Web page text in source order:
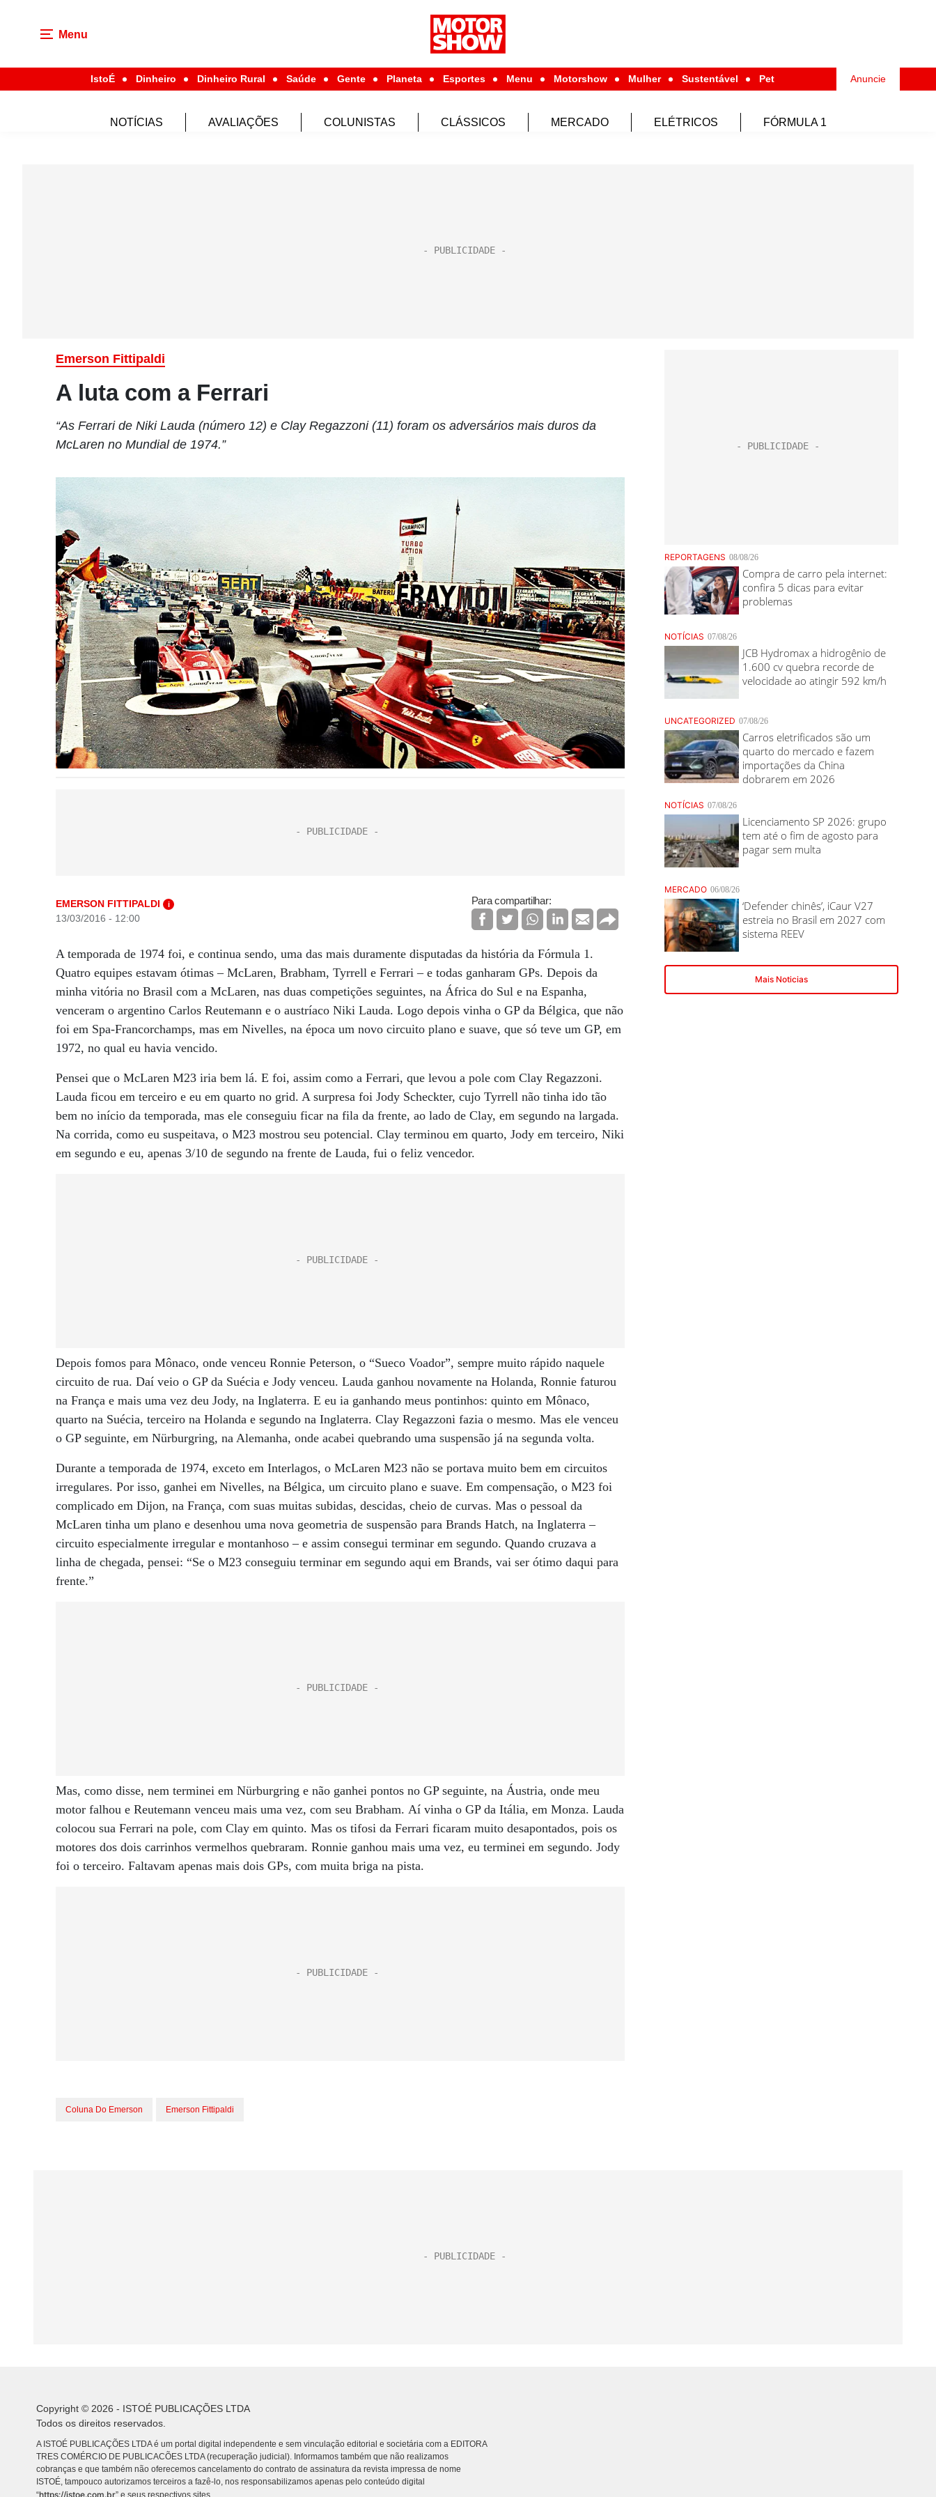
Menu
IstoÉ Dinheiro Dinheiro Rural Saúde Gente Planeta Esportes Menu Motorshow Mulher Sustentável Pet Anuncie
NOTÍCIAS AVALIAÇÕES COLUNISTAS CLÁSSICOS MERCADO ELÉTRICOS FÓRMULA 1
Emerson Fittipaldi
A luta com a Ferrari
“As Ferrari de Niki Lauda (número 12) e Clay Regazzoni (11) foram os adversários mais duros da
McLaren no Mundial de 1974.”
EMERSON FITTIPALDI i
13/03/2016 - 12:00
Para compartilhar:
A temporada de 1974 foi, e continua sendo, uma das mais duramente disputadas da história da Fórmula 1.
Quatro equipes estavam ótimas – McLaren, Brabham, Tyrrell e Ferrari – e todas ganharam GPs. Depois da
minha vitória no Brasil com a McLaren, nas duas competições seguintes, na África do Sul e na Espanha,
venceram o argentino Carlos Reutemann e o austríaco Niki Lauda. Logo depois vinha o GP da Bélgica, que não
foi em Spa-Francorchamps, mas em Nivelles, na época um novo circuito plano e suave, que só teve um GP, em
1972, no qual eu havia vencido.
Pensei que o McLaren M23 iria bem lá. E foi, assim como a Ferrari, que levou a pole com Clay Regazzoni.
Lauda ficou em terceiro e eu em quarto no grid. A surpresa foi Jody Scheckter, cujo Tyrrell não tinha ido tão
bem no início da temporada, mas ele conseguiu ficar na fila da frente, ao lado de Clay, em segundo na largada.
Na corrida, como eu suspeitava, o M23 mostrou seu potencial. Clay terminou em quarto, Jody em terceiro, Niki
em segundo e eu, apenas 3/10 de segundo na frente de Lauda, fui o feliz vencedor.
Depois fomos para Mônaco, onde venceu Ronnie Peterson, o “Sueco Voador”, sempre muito rápido naquele
circuito de rua. Daí veio o GP da Suécia e Jody venceu. Lauda ganhou novamente na Holanda, Ronnie faturou
na França e mais uma vez deu Jody, na Inglaterra. E eu ia ganhando meus pontinhos: quinto em Mônaco,
quarto na Suécia, terceiro na Holanda e segundo na Inglaterra. Clay Regazzoni fazia o mesmo. Mas ele venceu
o GP seguinte, em Nürburgring, na Alemanha, onde acabei quebrando uma suspensão já na segunda volta.
Durante a temporada de 1974, exceto em Interlagos, o McLaren M23 não se portava muito bem em circuitos
irregulares. Por isso, ganhei em Nivelles, na Bélgica, um circuito plano e suave. Em compensação, o M23 foi
complicado em Dijon, na França, com suas muitas subidas, descidas, cheio de curvas. Mas o pessoal da
McLaren tinha um plano e desenhou uma nova geometria de suspensão para Brands Hatch, na Inglaterra –
circuito especialmente irregular e montanhoso – e assim consegui terminar em segundo. Quando cruzava a
linha de chegada, pensei: “Se o M23 conseguiu terminar em segundo aqui em Brands, vai ser ótimo daqui para
frente.”
Mas, como disse, nem terminei em Nürburgring e não ganhei pontos no GP seguinte, na Áustria, onde meu
motor falhou e Reutemann venceu mais uma vez, com seu Brabham. Aí vinha o GP da Itália, em Monza. Lauda
colocou sua Ferrari na pole, com Clay em quinto. Mas os tifosi da Ferrari ficaram muito desapontados, pois os
motores dos dois carrinhos vermelhos quebraram. Ronnie ganhou mais uma vez, eu terminei em segundo. Jody
foi o terceiro. Faltavam apenas mais dois GPs, com muita briga na pista.
Coluna Do Emerson Emerson Fittipaldi
Copyright © 2026 - ISTOÉ PUBLICAÇÕES LTDA
Todos os direitos reservados.
A ISTOÉ PUBLICAÇÕES LTDA é um portal digital independente e sem vinculação editorial e societária com a EDITORA
TRES COMÉRCIO DE PUBLICACÕES LTDA (recuperação judicial). Informamos também que não realizamos
cobranças e que também não oferecemos cancelamento do contrato de assinatura da revista impressa de nome
ISTOÉ, tampouco autorizamos terceiros a fazê-lo, nos responsabilizamos apenas pelo conteúdo digital
“https://istoe.com.br” e seus respectivos sites.